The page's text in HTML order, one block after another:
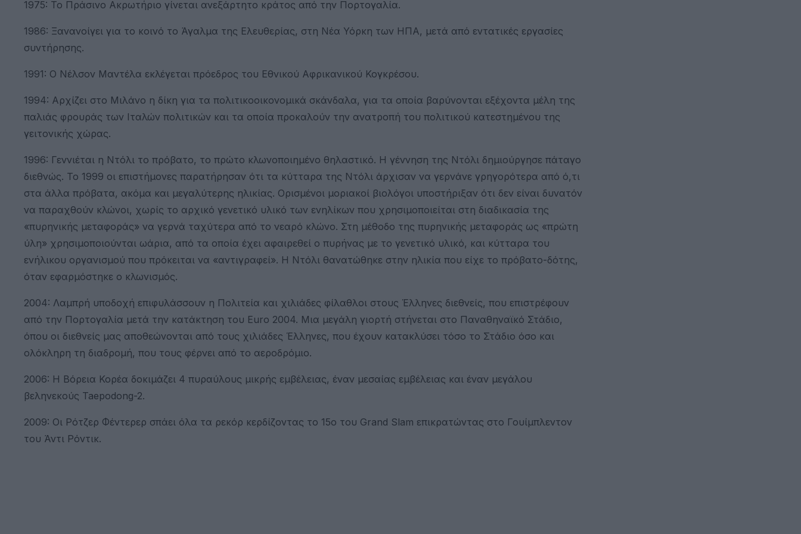
1975: To Πράσινο Ακρωτήριο γίνεται ανεξάρτητο κράτος από την Πορτογαλία.
1986: Ξανανοίγει για το κοινό το Άγαλμα της Ελευθερίας, στη Νέα Υόρκη των ΗΠΑ, μετά από εντατικές εργασίες
συντήρησης.
1991: Ο Νέλσον Μαντέλα εκλέγεται πρόεδρος του Εθνικού Αφρικανικού Κογκρέσου.
1994: Αρχίζει στο Μιλάνο η δίκη για τα πολιτικοοικονομικά σκάνδαλα, για τα οποία βαρύνονται εξέχοντα μέλη της
παλιάς φρουράς των Ιταλών πολιτικών και τα οποία προκαλούν την ανατροπή του πολιτικού κατεστημένου της
γειτονικής χώρας.
1996: Γεννιέται η Ντόλι το πρόβατο, το πρώτο κλωνοποιημένο θηλαστικό. Η γέννηση της Ντόλι δημιούργησε πάταγο
διεθνώς. Το 1999 οι επιστήμονες παρατήρησαν ότι τα κύτταρα της Ντόλι άρχισαν να γερνάνε γρηγορότερα από ό,τι
στα άλλα πρόβατα, ακόμα και μεγαλύτερης ηλικίας. Ορισμένοι μοριακοί βιολόγοι υποστήριξαν ότι δεν είναι δυνατόν
να παραχθούν κλώνοι, χωρίς το αρχικό γενετικό υλικό των ενηλίκων που χρησιμοποιείται στη διαδικασία της
«πυρηνικής μεταφοράς» να γερνά ταχύτερα από το νεαρό κλώνο. Στη μέθοδο της πυρηνικής μεταφοράς ως «πρώτη
ύλη» χρησιμοποιούνται ωάρια, από τα οποία έχει αφαιρεθεί ο πυρήνας με το γενετικό υλικό, και κύτταρα του
ενήλικου οργανισμού που πρόκειται να «αντιγραφεί». Η Ντόλι θανατώθηκε στην ηλικία που είχε το πρόβατο-δότης,
όταν εφαρμόστηκε ο κλωνισμός.
2004: Λαμπρή υποδοχή επιφυλάσσουν η Πολιτεία και χιλιάδες φίλαθλοι στους Έλληνες διεθνείς, που επιστρέφουν
από την Πορτογαλία μετά την κατάκτηση του Euro 2004. Μια μεγάλη γιορτή στήνεται στο Παναθηναϊκό Στάδιο,
όπου οι διεθνείς μας αποθεώνονται από τους χιλιάδες Έλληνες, που έχουν κατακλύσει τόσο το Στάδιο όσο και
ολόκληρη τη διαδρομή, που τους φέρνει από το αεροδρόμιο.
2006: Η Βόρεια Κορέα δοκιμάζει 4 πυραύλους μικρής εμβέλειας, έναν μεσαίας εμβέλειας και έναν μεγάλου
βεληνεκούς Taepodong-2.
2009: Οι Ρότζερ Φέντερερ σπάει όλα τα ρεκόρ κερδίζοντας το 15ο του Grand Slam επικρατώντας στο Γουίμπλεντον
του Άντι Ρόντικ.